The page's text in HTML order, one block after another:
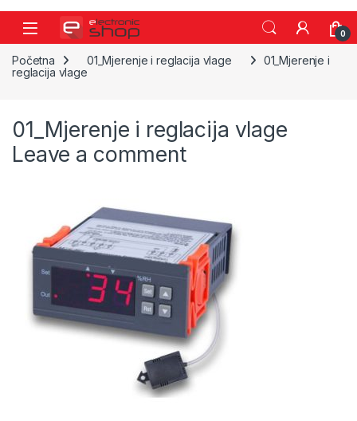
Skip to navigation
Skip to content
0
Početna 01_Mjerenje i reglacija vlage
01_Mjerenje i
reglacija vlage
01_Mjerenje i reglacija vlage
Leave a comment